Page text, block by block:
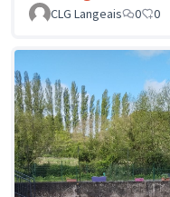
CLG Langeais
0 0